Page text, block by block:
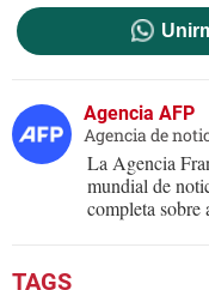
Agencia AFP
Agencia de
La Agencia
mundial de
completa sobre